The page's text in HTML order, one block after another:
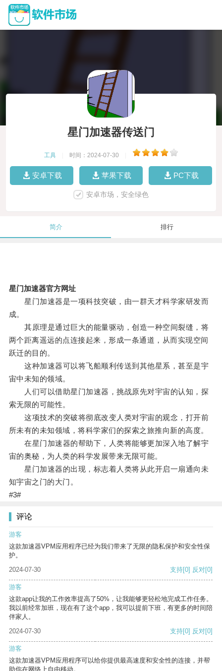
星门加速器传送门
工具 时间：2024-07-30
安卓下载 苹果下载 PC下载
安卓市场，安全绿色
简介 排行
星门加速器官方网址
星门加速器是一项科技突破，由一群天才科学家研发而
成。
其原理是通过巨大的能量驱动，创造一种空间裂缝，将
两个距离遥远的点连接起来，形成一条通道，从而实现空间
跃迁的目的。
这种加速器可以将飞船顺利传送到其他星系，甚至是宇
宙中未知的领域。
人们可以借助星门加速器，挑战原先对宇宙的认知，探
索无限的可能性。
这项技术的突破将彻底改变人类对宇宙的观念，打开前
所未有的未知领域，将科学家们的探索之旅推向新的高度。
在星门加速器的帮助下，人类将能够更加深入地了解宇
宙的奥秘，为人类的科学发展带来无限可能。
星门加速器的出现，标志着人类将从此开启一扇通向未
知宇宙之门的大门。
#3#
评论
游客
这款加速器VPM应用程序已经为我们带来了无限的隐私保护和安全性保
护。
2024-07-30
支持[0] 反对[0]
游客
这款app让我的工作效率提高了50%，让我能够更轻松地完成工作任务。
我以前经常加班，现在有了这个app，我可以提前下班，有更多的时间陪
伴家人。
2024-07-30
支持[0] 反对[0]
游客
这款加速器VPM应用程序可以给你提供最高速度和安全性的连接，并帮
助你在网络上自由移动。